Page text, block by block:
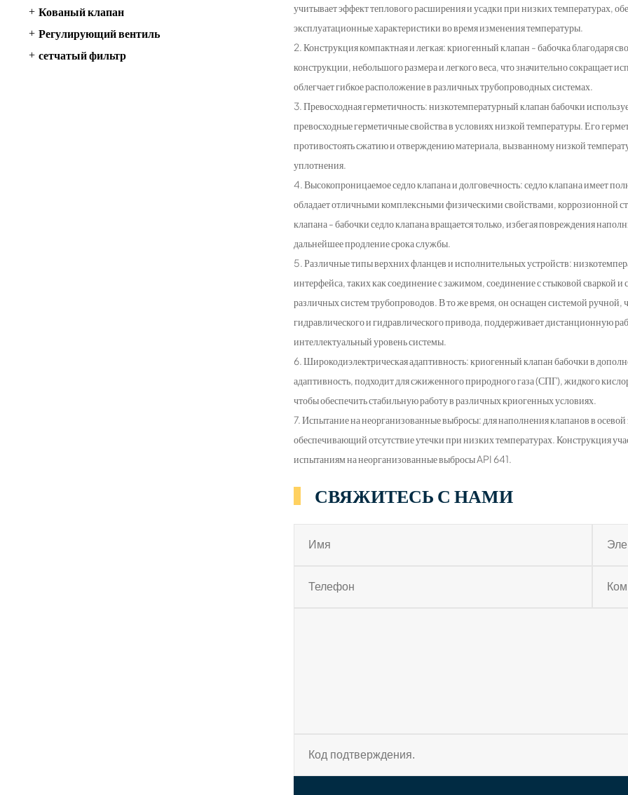
Кованый клапан
Регулирующий вентиль
сетчатый фильтр
учитывает эффект теплового расширения и усадки при низких температурах,
эксплуатационные характеристики во время изменения температуры.
2. Конструкция компактная и легкая: криогенный клапан - бабочка благодаря
конструкции, небольшого размера и легкого веса, что значительно сокращает
облегчает гибкое расположение в различных трубопроводных системах.
3. Превосходная герметичность: низкотемпературный клапан бабочки
превосходные герметичные свойства в условиях низкой температуры. Его
противостоять сжатию и отверждению материала, вызванному низкой
уплотнения.
4. Высокопроницаемое седло клапана и долговечность: седло клапана имеет
обладает отличными комплексными физическими свойствами, коррозионной
клапана - бабочки седло клапана вращается только, избегая повреждения
дальнейшее продление срока службы.
5. Различные типы верхних фланцев и исполнительных устройств:
интерфейса, таких как соединение с зажимом, соединение с стыковой сваркой
различных систем трубопроводов. В то же время, он оснащен системой
гидравлического и гидравлического привода, поддерживает дистанционную
интеллектуальный уровень системы.
6. Широкодиэлектрическая адаптивность: криогенный клапан бабочки в
адаптивность, подходит для сжиженного природного газа (СПГ), жидкого
чтобы обеспечить стабильную работу в различных криогенных условиях.
7. Испытание на неорганизованные выбросы: для наполнения клапанов в
обеспечивающий отсутствие утечки при низких температурах. Конструкция
испытаниям на неорганизованные выбросы API 641.
СВЯЖИТЕСЬ С НАМИ